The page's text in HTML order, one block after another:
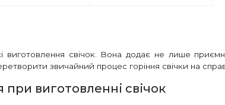
свічок. Вона додає не лише
звичайний процес горіння свічки на
виготовленні свічок